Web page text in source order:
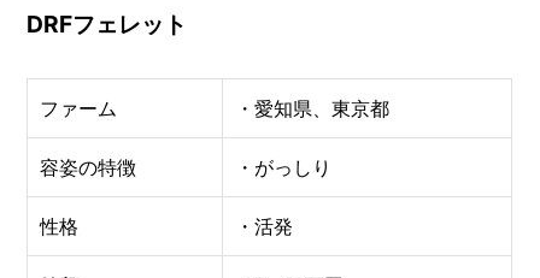
DRFフェレット
ファーム ・愛知県、東京都
容姿の特徴 ・がっしり
性格 ・活発